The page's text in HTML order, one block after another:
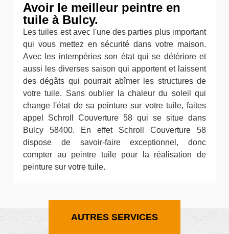
Avoir le meilleur peintre en
tuile à Bulcy.
Les tuiles est avec l'une des parties plus important
qui vous mettez en sécurité dans votre maison.
Avec les intempéries son état qui se détériore et
aussi les diverses saison qui apportent et laissent
des dégâts qui pourrait abîmer les structures de
votre tuile. Sans oublier la chaleur du soleil qui
change l'état de sa peinture sur votre tuile, faites
appel Schroll Couverture 58 qui se situe dans
Bulcy 58400. En effet Schroll Couverture 58
dispose de savoir-faire exceptionnel, donc
compter au peintre tuile pour la réalisation de
peinture sur votre tuile.
AUTRES SERVICES